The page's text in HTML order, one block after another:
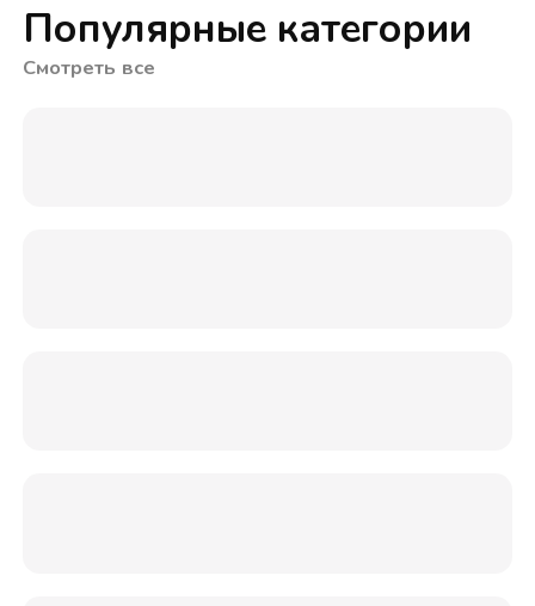
Популярные категории
Смотреть все